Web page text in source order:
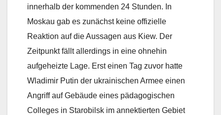
innerhalb der kommenden 24 Stunden. In
Moskau gab es zunächst keine offizielle
Reaktion auf die Aussagen aus Kiew. Der
Zeitpunkt fällt allerdings in eine ohnehin
aufgeheizte Lage. Erst einen Tag zuvor hatte
Wladimir Putin der ukrainischen Armee einen
Angriff auf Gebäude eines pädagogischen
Colleges in Starobilsk im annektierten Gebiet